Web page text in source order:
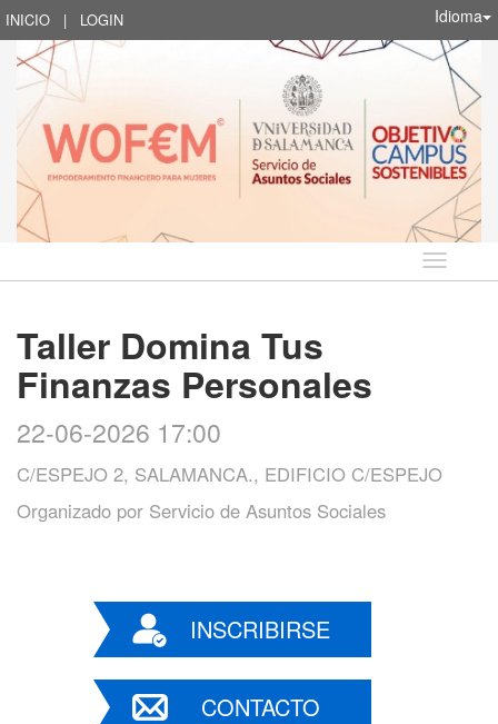
INICIO | LOGIN Idioma
Idioma
Taller Domina Tus
Finanzas Personales
22-06-2026 17:00
C/ESPEJO 2, SALAMANCA., EDIFICIO C/ESPEJO
Organizado por Servicio de Asuntos Sociales
INSCRIBIRSE
CONTACTO